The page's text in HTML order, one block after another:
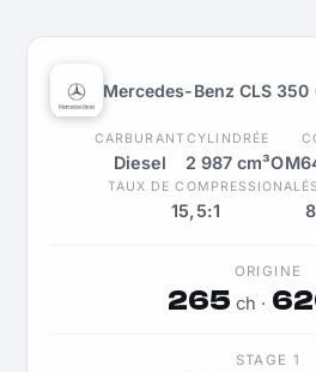
Mercedes-Benz CLS 350
CARBURANT
Diesel
CYLINDRÉE
2 987 cm³
TAUX DE COMPRESSION
15,5:1
ORIGINE
265 ch ·
STAGE 1